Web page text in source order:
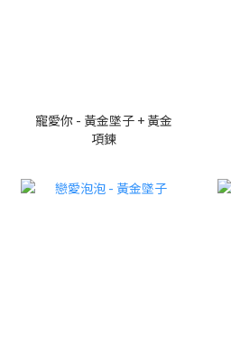
寵愛你 - 黃金墜子 + 黃金
項鍊